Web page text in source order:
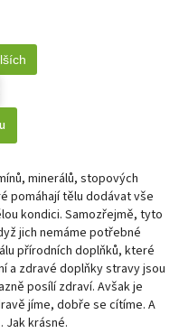
minerálů, stopových
pomáhají tělu dodávat vše
kondici. Samozřejmě, tyto
jich nemáme potřebné
přírodních doplňků, které
a zdravé doplňky stravy jsou
posílí zdraví. Avšak je
jíme, dobře se cítíme. A
krásné.